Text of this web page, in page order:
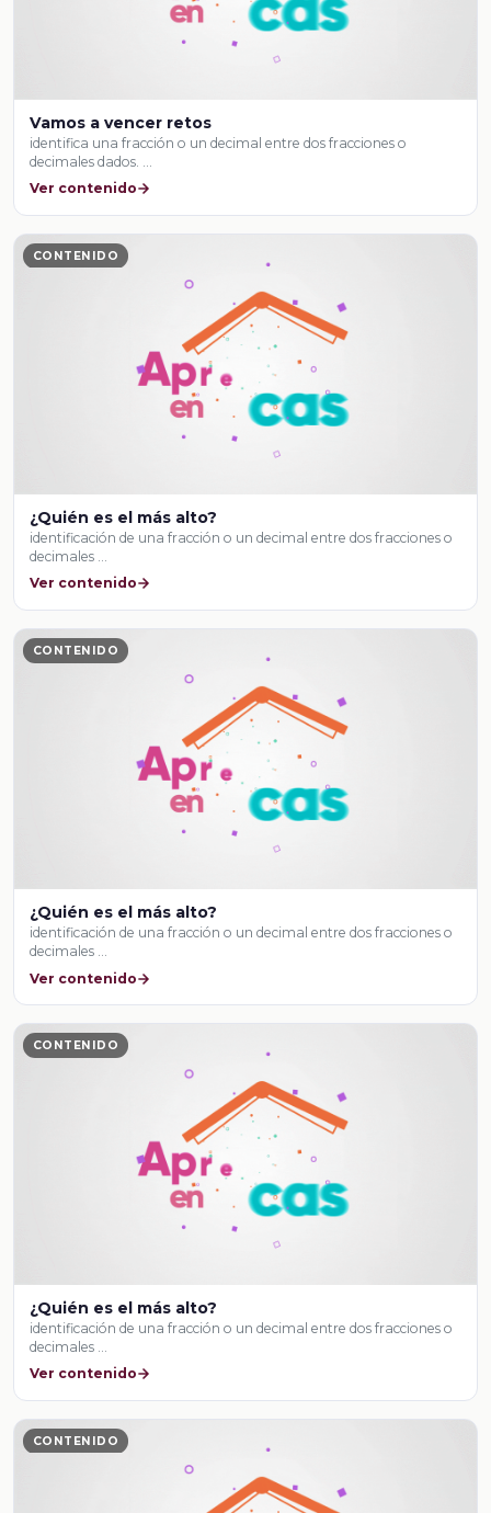
Vamos a vencer retos
identifica una fracción o un decimal entre dos fracciones o
decimales dados. …
Ver contenido
CONTENIDO
¿Quién es el más alto?
identificación de una fracción o un decimal entre dos fracciones o
decimales …
Ver contenido
CONTENIDO
¿Quién es el más alto?
identificación de una fracción o un decimal entre dos fracciones o
decimales …
Ver contenido
CONTENIDO
¿Quién es el más alto?
identificación de una fracción o un decimal entre dos fracciones o
decimales …
Ver contenido
CONTENIDO